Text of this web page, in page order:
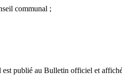
communal ;
publié au Bulletin officiel et